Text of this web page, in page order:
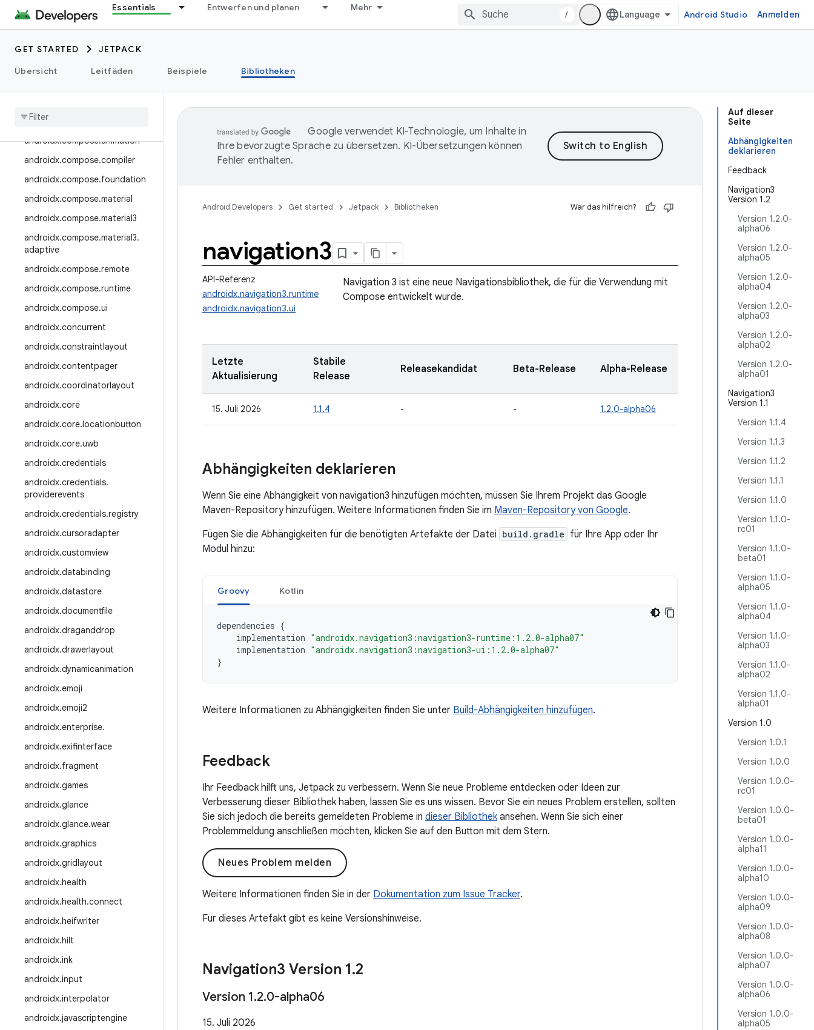
Essentials Entwerfen und planen Mehr
/ Android Studio Anmelden
GET STARTED
JETPACK
Übersicht
Leitfäden Beispiele Bibliotheken
androidx.camera.media3
androidx.camera.viewfinder
androidx.car
androidx
androidx.compose.animation
androidx.compose.compiler
androidx.compose.foundation
androidx.compose.material
androidx.compose.material3
androidx.compose.material3.
adaptive
androidx.compose.remote
androidx.compose.runtime
androidx.compose.ui
androidx.concurrent
androidx.constraintlayout
androidx.contentpager
androidx.coordinatorlayout
androidx.core
androidx.core.locationbutton
androidx.core.uwb
androidx.credentials
androidx.credentials.
providerevents
androidx.credentials.registry
androidx.cursoradapter
androidx.customview
androidx.databinding
androidx.datastore
androidx.documentfile
androidx.draganddrop
androidx.drawerlayout
androidx.dynamicanimation
androidx.emoji
androidx.emoji2
androidx.enterprise.
androidx.exifinterface
androidx.fragment
androidx.games
androidx.glance
androidx.glance.wear
androidx.graphics
androidx.gridlayout
androidx.health
androidx.health.connect
androidx.heifwriter
androidx.hilt
androidx.ink
androidx.input
androidx.interpolator
androidx.javascriptengine
Auf dieser
Seite
Abhängigkeiten
deklarieren
Feedback
Navigation3
Version 1.2
Version 1.2.0-
alpha06
Version 1.2.0-
alpha05
Version 1.2.0-
alpha04
Version 1.2.0-
alpha03
Version 1.2.0-
alpha02
Version 1.2.0-
alpha01
Navigation3
Version 1.1
Version 1.1.4
Version 1.1.3
Version 1.1.2
Version 1.1.1
Version 1.1.0
Version 1.1.0-
rc01
Version 1.1.0-
beta01
Version 1.1.0-
alpha05
Version 1.1.0-
alpha04
Version 1.1.0-
alpha03
Version 1.1.0-
alpha02
Version 1.1.0-
alpha01
Version 1.0
Version 1.0.1
Version 1.0.0
Version 1.0.0-
rc01
Version 1.0.0-
beta01
Version 1.0.0-
alpha11
Version 1.0.0-
alpha10
Version 1.0.0-
alpha09
Version 1.0.0-
alpha08
Version 1.0.0-
alpha07
Version 1.0.0-
alpha06
Version 1.0.0-
alpha05
Google verwendet KI-Technologie, um Inhalte in
Ihre bevorzugte Sprache zu übersetzen. KI-Übersetzungen können
Fehler enthalten.
Android Developers Get started Jetpack Bibliotheken War das hilfreich?
navigation3
API-Referenz
androidx.navigation3.runtime
androidx.navigation3.ui
Navigation 3 ist eine neue Navigationsbibliothek, die für die Verwendung mit
Compose entwickelt wurde.
Letzte
Aktualisierung
Stabile
Release
Releasekandidat Beta-Release Alpha-Release
15. Juli 2026 1.1.4 - - 1.2.0-alpha06
Abhängigkeiten deklarieren
Wenn Sie eine Abhängigkeit von navigation3 hinzufügen möchten, müssen Sie Ihrem Projekt das Google
Maven-Repository hinzufügen. Weitere Informationen finden Sie im Maven-Repository von Google.
Fügen Sie die Abhängigkeiten für die benötigten Artefakte der Datei build.gradle für Ihre App oder Ihr
Modul hinzu:
Groovy Kotlin
dependencies {
implementation "androidx.navigation3:navigation3-runtime:1.2.0-alpha07"
implementation "androidx.navigation3:navigation3-ui:1.2.0-alpha07"
}
Weitere Informationen zu Abhängigkeiten finden Sie unter Build-Abhängigkeiten hinzufügen.
Feedback
Ihr Feedback hilft uns, Jetpack zu verbessern. Wenn Sie neue Probleme entdecken oder Ideen zur
Verbesserung dieser Bibliothek haben, lassen Sie es uns wissen. Bevor Sie ein neues Problem erstellen, sollten
Sie sich jedoch die bereits gemeldeten Probleme in dieser Bibliothekansehen. Wenn Sie sich einer
Problemmeldung anschließen möchten, klicken Sie auf den Button mit dem Stern.
Neues Problem melden
Weitere Informationen finden Sie in der Dokumentation zum Issue Tracker.
Für dieses Artefakt gibt es keine Versionshinweise.
Navigation3 Version 1.2
Version 1.2.0-alpha06
15. Juli 2026